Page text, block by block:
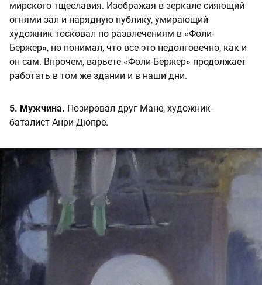
мирского тщеславия. Изображая в зеркале сияющий
огнями зал и нарядную публику, умирающий
художник тосковал по развлечениям в «Фоли-
Бержер», но понимал, что все это недолговечно, как и
он сам. Впрочем, варьете «Фоли-Бержер» продолжает
работать в том же здании и в наши дни.
5. Мужчина. Позировал друг Мане, художник-
баталист Анри Дюпре.